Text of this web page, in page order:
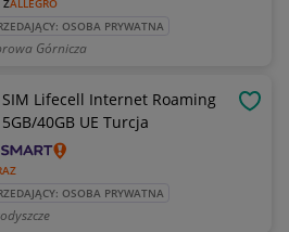
ZALLEGRO
OSOBA PRYWATNA
Górnicza
Lifecell Internet Roaming
40GB UE Turcja
OSOBA PRYWATNA